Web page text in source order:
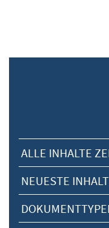
ALLE INHALTE
NEUESTE